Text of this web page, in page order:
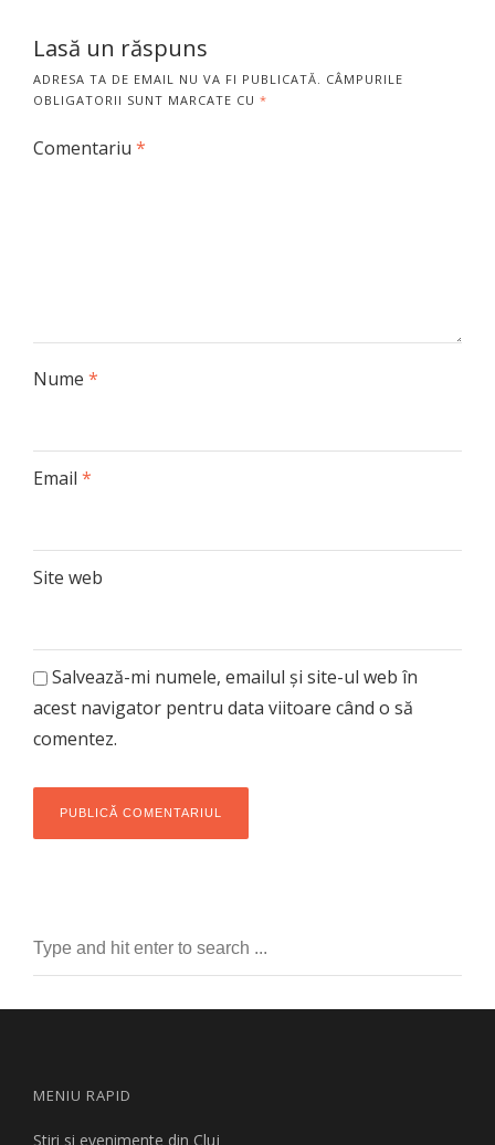
Lasă un răspuns
ADRESA TA DE EMAIL NU VA FI PUBLICATĂ.
CÂMPURILE
OBLIGATORII SUNT MARCATE CU *
Comentariu *
Nume *
Email *
Site web
Salvează-mi numele, emailul și site-ul web în
acest navigator pentru data viitoare când o să
comentez.
MENIU RAPID
Stiri si evenimente din Cluj